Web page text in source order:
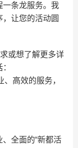
一条龙服务。我
让您的活动圆
或想了解更多详
高效的服务，
全面的“新都活